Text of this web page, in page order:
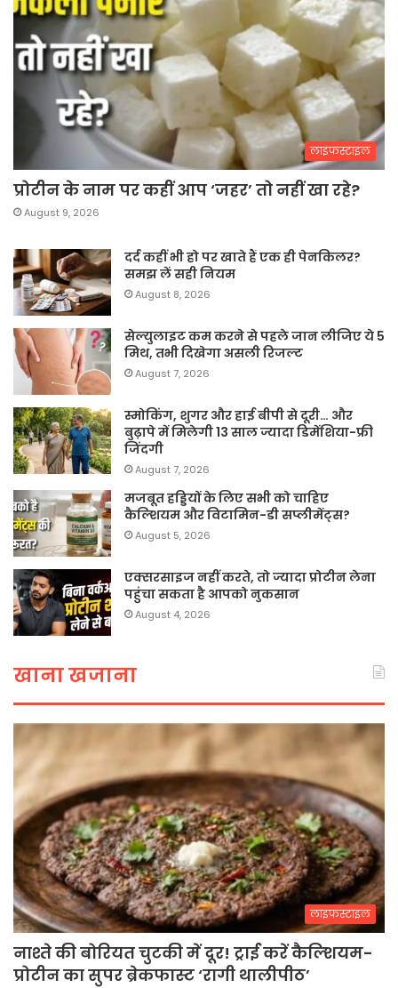
लाइफस्टाइल
प्रोटीन के नाम पर कहीं आप ‘जहर’ तो नहीं खा रहे?
August 9, 2026
दर्द कहीं भी हो पर खाते हैं एक ही पेनकिलर?
समझ लें सही नियम
August 8, 2026
सेल्युलाइट कम करने से पहले जान लीजिए ये 5
मिथ, तभी दिखेगा असली रिजल्ट
August 7, 2026
स्मोकिंग, शुगर और हाई बीपी से दूरी… और
बुढ़ापे में मिलेगी 13 साल ज्यादा डिमेंशिया-फ्री
जिंदगी
August 7, 2026
मजबूत हड्डियों के लिए सभी को चाहिए
कैल्शियम और विटामिन-डी सप्लीमेंट्स?
August 5, 2026
एक्सरसाइज नहीं करते, तो ज्यादा प्रोटीन लेना
पहुंचा सकता है आपको नुकसान
August 4, 2026
खाना खजाना
लाइफस्टाइल
नाश्ते की बोरियत चुटकी में दूर! ट्राई करें कैल्शियम-
प्रोटीन का सुपर ब्रेकफास्ट ‘रागी थालीपीठ’